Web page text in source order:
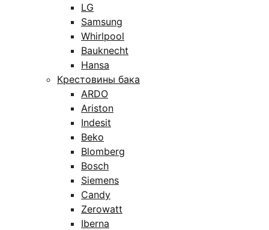
LG
Samsung
Whirlpool
Bauknecht
Hansa
Крестовины бака
ARDO
Ariston
Indesit
Beko
Blomberg
Bosch
Siemens
Candy
Zerowatt
Iberna